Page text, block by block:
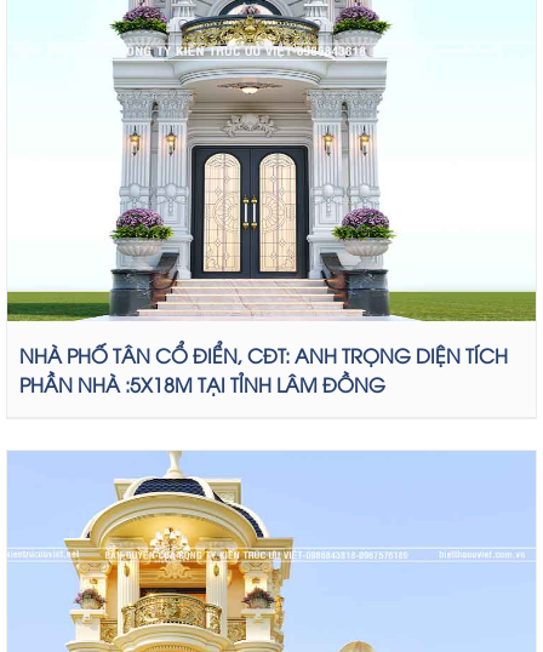
NHÀ PHỐ TÂN CỔ ĐIỂN, CĐT: ANH TRỌNG DIỆN TÍCH
PHẦN NHÀ :5X18M TẠI TỈNH LÂM ĐỒNG